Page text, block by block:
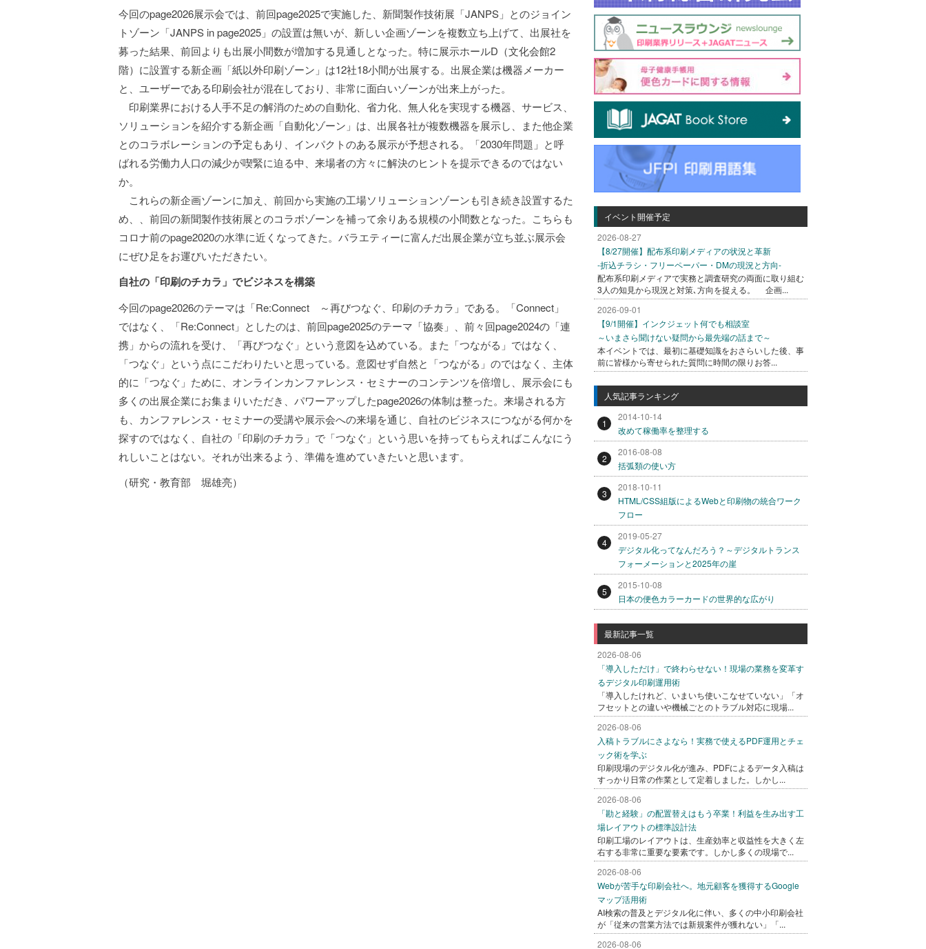
今回のpage2026展示会では、前回page2025で実施した、新聞製作技術展「JANPS」とのジョイン
トゾーン「JANPS in page2025」の設置は無いが、新しい企画ゾーンを複数立ち上げて、出展社を
募った結果、前回よりも出展小間数が増加する見通しとなった。特に展示ホールD（文化会館2
階）に設置する新企画「紙以外印刷ゾーン」は12社18小間が出展する。出展企業は機器メーカー
と、ユーザーである印刷会社が混在しており、非常に面白いゾーンが出来上がった。
印刷業界における人手不足の解消のための自動化、省力化、無人化を実現する機器、サービス、
ソリューションを紹介する新企画「自動化ゾーン」は、出展各社が複数機器を展示し、また他企業
とのコラボレーションの予定もあり、インパクトのある展示が予想される。「2030年問題」と呼
ばれる労働力人口の減少が喫緊に迫る中、来場者の方々に解決のヒントを提示できるのではない
か。
これらの新企画ゾーンに加え、前回から実施の工場ソリューションゾーンも引き続き設置するた
め、、前回の新聞製作技術展とのコラボゾーンを補って余りある規模の小間数となった。こちらも
コロナ前のpage2020の水準に近くなってきた。バラエティーに富んだ出展企業が立ち並ぶ展示会
にぜひ足をお運びいただきたい。
自社の「印刷のチカラ」でビジネスを構築
今回のpage2026のテーマは「Re:Connect ～再びつなぐ、印刷のチカラ」である。「Connect」
ではなく、「Re:Connect」としたのは、前回page2025のテーマ「協奏」、前々回page2024の「連
携」からの流れを受け、「再びつなぐ」という意図を込めている。また「つながる」ではなく、
「つなぐ」という点にこだわりたいと思っている。意図せず自然と「つながる」のではなく、主体
的に「つなぐ」ために、オンラインカンファレンス・セミナーのコンテンツを倍増し、展示会にも
多くの出展企業にお集まりいただき、パワーアップしたpage2026の体制は整った。来場される方
も、カンファレンス・セミナーの受講や展示会への来場を通じ、自社のビジネスにつながる何かを
探すのではなく、自社の「印刷のチカラ」で「つなぐ」という思いを持ってもらえればこんなにう
れしいことはない。それが出来るよう、準備を進めていきたいと思います。
（研究・教育部 堀雄亮）
イベント開催予定
2026-08-27
【8/27開催】配布系印刷メディアの状況と革新
-折込チラシ・フリーペーパー・DMの現況と方向-
配布系印刷メディアで実務と調査研究の両面に取り組む
3人の知見から現況と対策､方向を捉える。 企画...
2026-09-01
【9/1開催】インクジェット何でも相談室
～いまさら聞けない疑問から最先端の話まで～
本イベントでは、最初に基礎知識をおさらいした後、事
前に皆様から寄せられた質問に時間の限りお答...
人気記事ランキング
1
2014-10-14
改めて稼働率を整理する
2
2016-08-08
括弧類の使い方
3
2018-10-11
HTML/CSS組版によるWebと印刷物の統合ワーク
フロー
4
2019-05-27
デジタル化ってなんだろう？～デジタルトランス
フォーメーションと2025年の崖
5
2015-10-08
日本の便色カラーカードの世界的な広がり
最新記事一覧
2026-08-06
「導入しただけ」で終わらせない！現場の業務を変革す
るデジタル印刷運用術
「導入したけれど、いまいち使いこなせていない」「オ
フセットとの違いや機械ごとのトラブル対応に現場...
2026-08-06
入稿トラブルにさよなら！実務で使えるPDF運用とチェ
ック術を学ぶ
印刷現場のデジタル化が進み、PDFによるデータ入稿は
すっかり日常の作業として定着しました。しかし...
2026-08-06
「勘と経験」の配置替えはもう卒業！利益を生み出す工
場レイアウトの標準設計法
印刷工場のレイアウトは、生産効率と収益性を大きく左
右する非常に重要な要素です。しかし多くの現場で...
2026-08-06
Webが苦手な印刷会社へ。地元顧客を獲得するGoogle
マップ活用術
AI検索の普及とデジタル化に伴い、多くの中小印刷会社
が「従来の営業方法では新規案件が獲れない」「...
2026-08-06